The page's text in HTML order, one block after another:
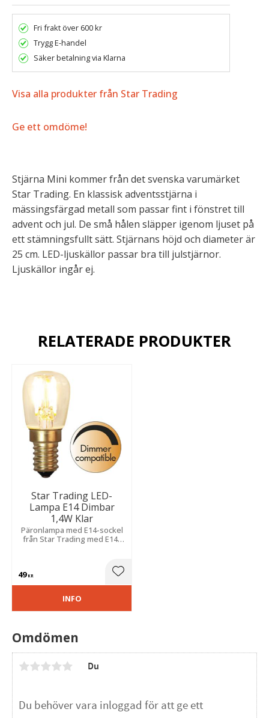
Fri frakt över 600 kr
Trygg E-handel
Säker betalning via Klarna
Visa alla produkter från Star Trading
Ge ett omdöme!
Stjärna Mini kommer från det svenska varumärket
Star Trading. En klassisk adventsstjärna i
mässingsfärgad metall som passar fint i fönstret till
advent och jul. De små hålen släpper igenom ljuset på
ett stämningsfullt sätt. Stjärnans höjd och diameter är
25 cm. LED-ljuskällor passar bra till julstjärnor.
Ljuskällor ingår ej.
Omdömen
Du
RELATERADE PRODUKTER
Star Trading LED-
Lampa E14 Dimbar
1,4W Klar
Päronlampa med E14-sockel
från Star Trading med E14-
49KR Lägg till i favoriter
INFO